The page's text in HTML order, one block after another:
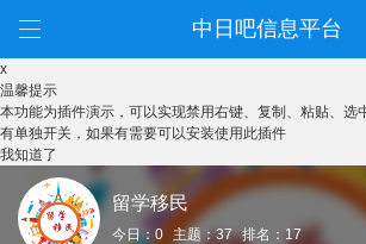
中日吧信息平台
x
温馨提示
本功能为插件演示，可以实现禁用右键、复制、粘贴、选
有单独开关，如果有需要可以安装使用此插件
我知道了
留学移民
今日：0 主题：37 排名：17